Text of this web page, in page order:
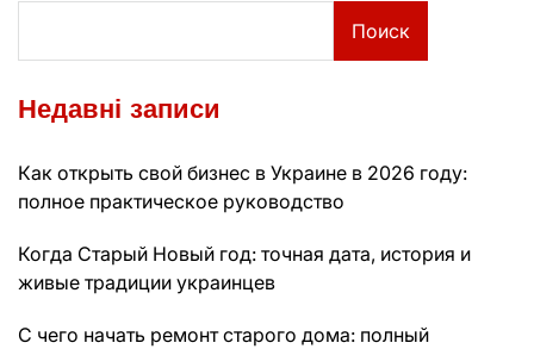
Поиск
Недавні записи
Как открыть свой бизнес в Украине в 2026 году:
полное практическое руководство
Когда Старый Новый год: точная дата, история и
живые традиции украинцев
С чего начать ремонт старого дома: полный